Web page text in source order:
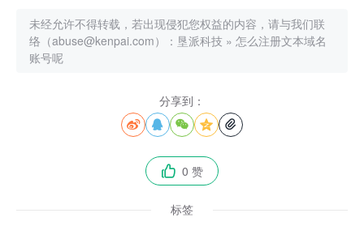
未经允许不得转载，若出现侵犯您权益的内容，请与我们联
络（abuse@kenpai.com）： 垦派科技 » 怎么注册文本域名
账号呢
分享到：
    
 0 赞
标签